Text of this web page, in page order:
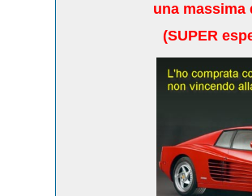
una massima
(SUPER